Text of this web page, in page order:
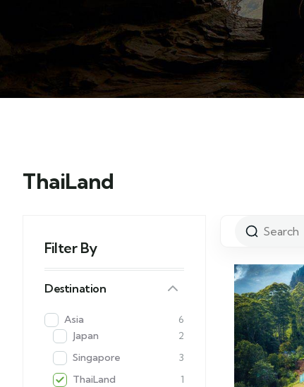
ThaiLand
Filter By
Destination
Asia
6
Japan
2
Singapore
3
ThaiLand
1